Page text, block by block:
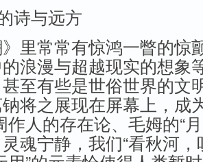
诗与远方
常常有惊鸿一瞥的惊
浪漫与超越现实的想象
至有些是世俗世界的文
将之展现在屏幕上，成
作人的存在论、毛姆的“
魂宁静，我们“看秋河，